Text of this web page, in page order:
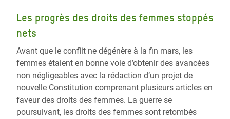
Les progrès des droits des femmes stoppés
nets
Avant que le conflit ne dégénère à la fin mars, les
femmes étaient en bonne voie d’obtenir des avancées
non négligeables avec la rédaction d’un projet de
nouvelle Constitution comprenant plusieurs articles en
faveur des droits des femmes. La guerre se
poursuivant, les droits des femmes sont retombés